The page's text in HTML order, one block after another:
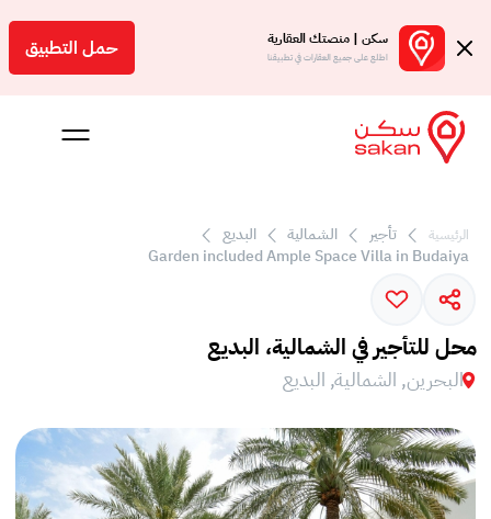
سكن | منصتك العقارية
اطلع على جميع العقارات في تطبيقنا حمل التطبيق
بالعمولة
الرئيسية تأجير الشمالية
البديع
Garden included Ample Space Villa in Budaiya
محل للتأجير في الشمالية، البديع
البحرين, الشمالية, البديع